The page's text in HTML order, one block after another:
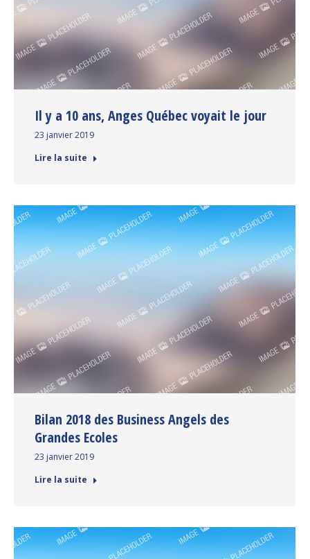
Il y a 10 ans, Anges Québec voyait le jour
23 janvier 2019
Lire la suite
Bilan 2018 des Business Angels des
Grandes Ecoles
23 janvier 2019
Lire la suite